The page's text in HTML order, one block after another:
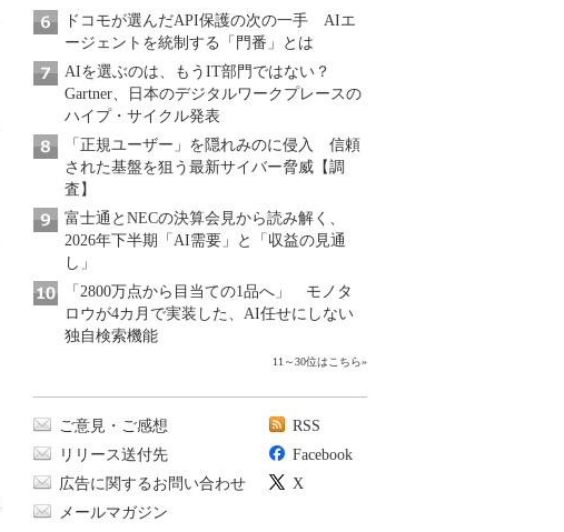
ドコモが選んだAPI保護の次の一手 AIエ
ージェントを統制する「門番」とは
AIを選ぶのは、もうIT部門ではない？
Gartner、日本のデジタルワークプレースの
ハイプ・サイクル発表
「正規ユーザー」を隠れみのに侵入 信頼
された基盤を狙う最新サイバー脅威【調
査】
富士通とNECの決算会見から読み解く、
2026年下半期「AI需要」と「収益の見通
し」
「2800万点から目当ての1品へ」 モノタ
ロウが4カ月で実装した、AI任せにしない
独自検索機能
11～30位はこちら»
ご意見・ご感想
リリース送付先
広告に関するお問い合わせ
メールマガジン
RSS
Facebook
X